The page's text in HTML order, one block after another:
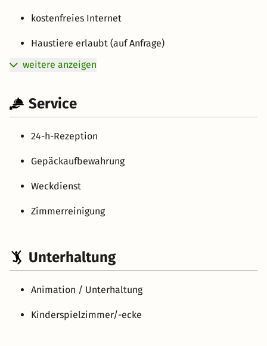
kostenfreies Internet
Haustiere erlaubt (auf Anfrage)
weitere anzeigen
Service
24-h-Rezeption
Gepäckaufbewahrung
Weckdienst
Zimmerreinigung
Unterhaltung
Animation / Unterhaltung
Kinderspielzimmer/-ecke